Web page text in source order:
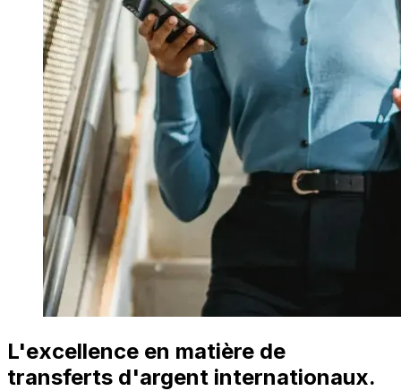
L'excellence en matière de
transferts d'argent internationaux.